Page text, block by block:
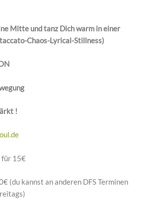
Mitte und tanz Dich warm in einer
Chaos-Lyrical-Stillness)
!
für 15€
(du kannst an anderen DFS Terminen